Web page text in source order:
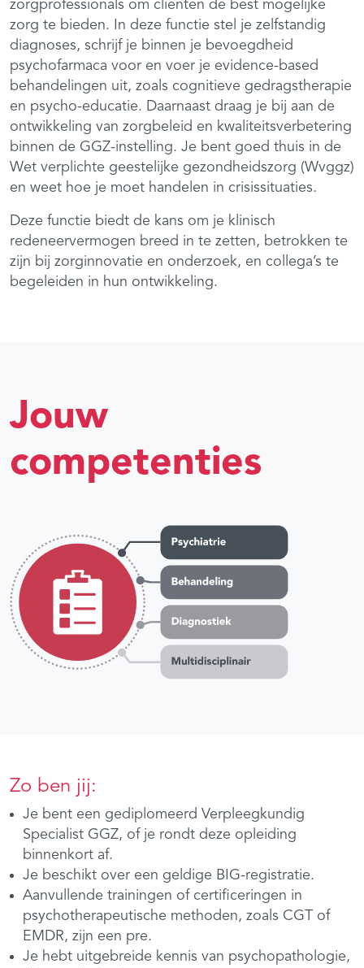
zorgprofessionals om cliënten de best mogelijke
zorg te bieden. In deze functie stel je zelfstandig
diagnoses, schrijf je binnen je bevoegdheid
psychofarmaca voor en voer je evidence-based
behandelingen uit, zoals cognitieve gedragstherapie
en psycho-educatie. Daarnaast draag je bij aan de
ontwikkeling van zorgbeleid en kwaliteitsverbetering
binnen de GGZ-instelling. Je bent goed thuis in de
Wet verplichte geestelijke gezondheidszorg (Wvggz)
en weet hoe je moet handelen in crisissituaties.
Deze functie biedt de kans om je klinisch
redeneervermogen breed in te zetten, betrokken te
zijn bij zorginnovatie en onderzoek, en collega’s te
begeleiden in hun ontwikkeling.
Jouw
competenties
Zo ben jij:
Je bent een gediplomeerd Verpleegkundig
Specialist GGZ, of je rondt deze opleiding
binnenkort af.
Je beschikt over een geldige BIG-registratie.
Aanvullende trainingen of certificeringen in
psychotherapeutische methoden, zoals CGT of
EMDR, zijn een pre.
Je hebt uitgebreide kennis van psychopathologie,